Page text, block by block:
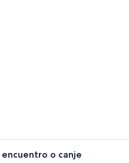
o canje